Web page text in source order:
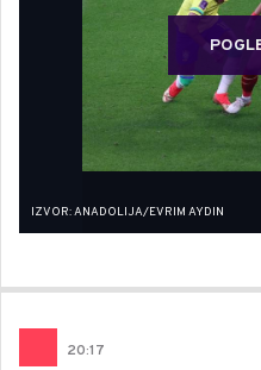
IZVOR: ANADOLIJA/EVRIM AYDIN
20:17